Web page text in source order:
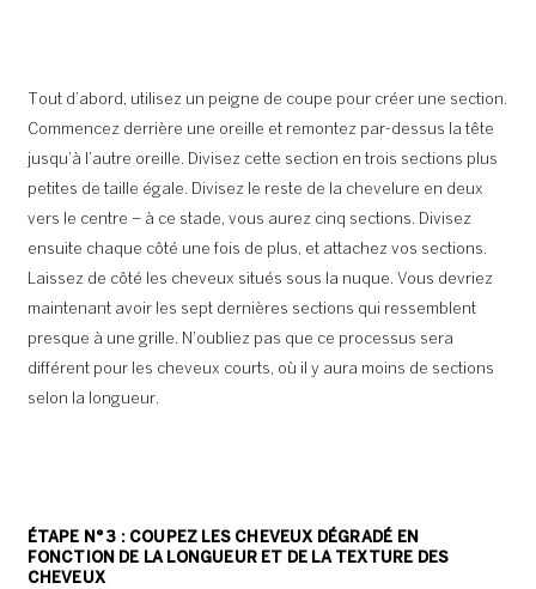
Tout d’abord, utilisez un peigne de coupe pour créer une section.
Commencez derrière une oreille et remontez par-dessus la tête
jusqu’à l’autre oreille. Divisez cette section en trois sections plus
petites de taille égale. Divisez le reste de la chevelure en deux
vers le centre – à ce stade, vous aurez cinq sections. Divisez
ensuite chaque côté une fois de plus, et attachez vos sections.
Laissez de côté les cheveux situés sous la nuque. Vous devriez
maintenant avoir les sept dernières sections qui ressemblent
presque à une grille. N’oubliez pas que ce processus sera
différent pour les cheveux courts, où il y aura moins de sections
selon la longueur.
ÉTAPE N° 3 : COUPEZ LES CHEVEUX DÉGRADÉ EN
FONCTION DE LA LONGUEUR ET DE LA TEXTURE DES
CHEVEUX